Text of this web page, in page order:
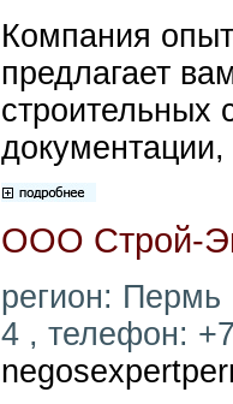
Компания
предлагает
строительных
ООО Строй-
регион:
4 , телефон: